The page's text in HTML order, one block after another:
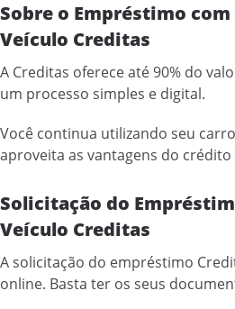
Sobre o Empréstimo
Veículo Creditas
A Creditas oferece até 90% do
um processo simples e digital.
Você continua utilizando seu
aproveita as vantagens do
Solicitação do
Veículo Creditas
A solicitação do empréstimo
online. Basta ter os seus